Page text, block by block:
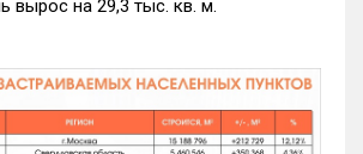
вырос на 29,3 тыс. кв. м.